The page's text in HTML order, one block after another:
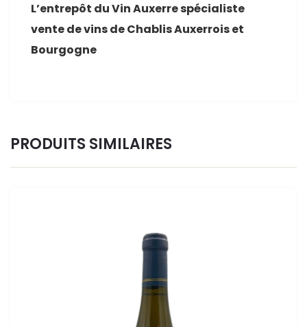
L’entrepôt du Vin Auxerre spécialiste
vente de vins de Chablis Auxerrois et
Bourgogne
PRODUITS SIMILAIRES